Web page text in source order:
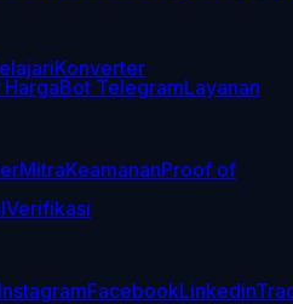
Konverter
Bot TelegramLayanan
MitraKeamananProof of
Verifikasi
InstagramFacebookLinkedin